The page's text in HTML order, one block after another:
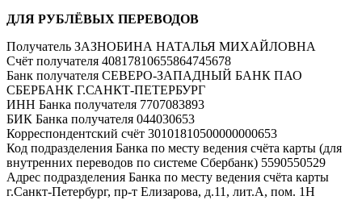
ДЛЯ РУБЛЁВЫХ ПЕРЕВОДОВ
Получатель ЗАЗНОБИНА НАТАЛЬЯ МИХАЙЛОВНА
Счёт получателя 40817810655864745678
Банк получателя СЕВЕРО-ЗАПАДНЫЙ БАНК ПАО
СБЕРБАНК Г.САНКТ-ПЕТЕРБУРГ
ИНН Банка получателя 7707083893
БИК Банка получателя 044030653
Корреспондентский счёт 30101810500000000653
Код подразделения Банка по месту ведения счёта карты (для
внутренних переводов по системе Сбербанк) 5590550529
Адрес подразделения Банка по месту ведения счёта карты
г.Санкт-Петербург, пр-т Елизарова, д.11, лит.А, пом. 1Н